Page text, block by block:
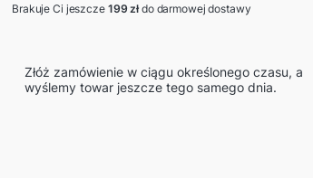
Brakuje Ci jeszcze 199 zł do darmowej dostawy
Złóż zamówienie w ciągu określonego czasu, a
wyślemy towar jeszcze tego samego dnia.